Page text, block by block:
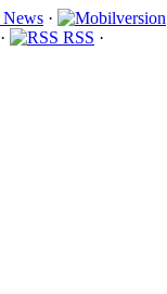
·
· RSS ·